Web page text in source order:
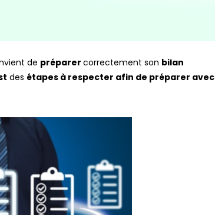
de préparer correctement son bilan
des étapes à respecter afin de préparer avec